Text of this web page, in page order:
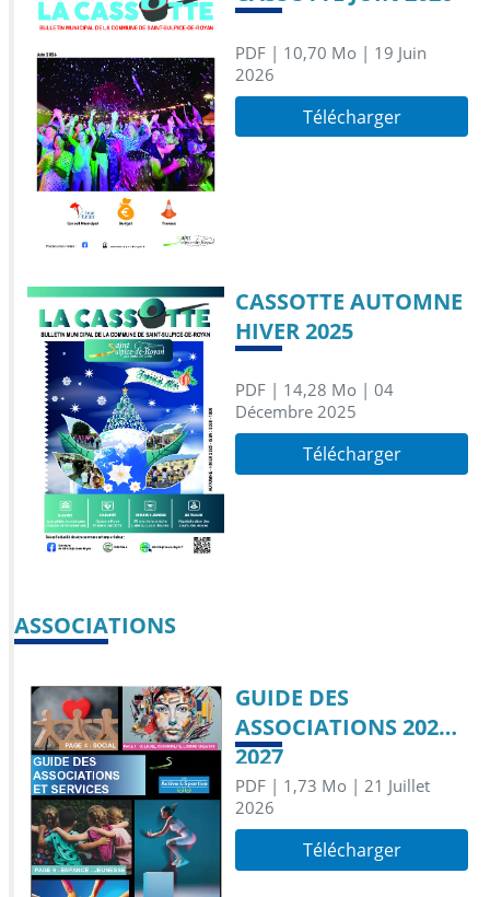
PDF| 10,70 Mo | 19 Juin
2026
Télécharger
CASSOTTE AUTOMNE
HIVER 2025
PDF| 14,28 Mo | 04
Décembre 2025
Télécharger
ASSOCIATIONS
GUIDE DES
ASSOCIATIONS 2026-
2027
PDF| 1,73 Mo | 21 Juillet
2026
Télécharger